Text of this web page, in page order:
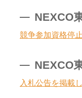
NEXCO
競争参加資格停
NEXCO
入札公告を掲載